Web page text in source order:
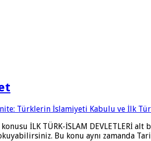
Türklerin İslamiyeti Kabulu ve İlk
İLK TÜRK-İSLAM DEVLETLERİ
Bu konu aynı zamanda